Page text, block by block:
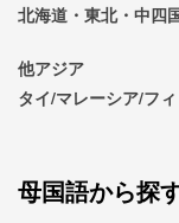
北海道・東北・中四
他アジア
タイ/マレーシア/フ
母国語から探